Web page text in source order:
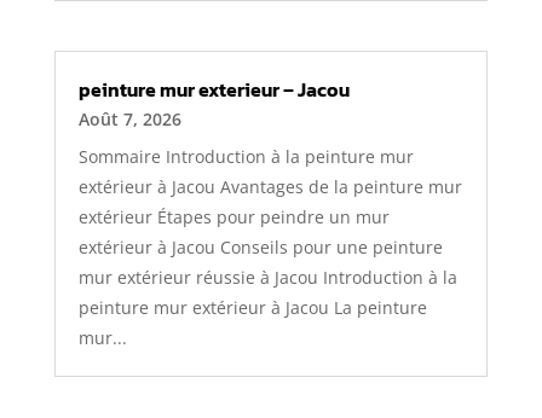
peinture mur exterieur – Jacou
Août 7, 2026
Sommaire Introduction à la peinture mur
extérieur à Jacou Avantages de la peinture mur
extérieur Étapes pour peindre un mur
extérieur à Jacou Conseils pour une peinture
mur extérieur réussie à Jacou Introduction à la
peinture mur extérieur à Jacou La peinture
mur...